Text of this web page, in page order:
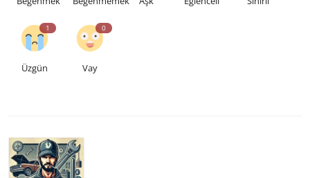
1
Üzgün
0
Vay